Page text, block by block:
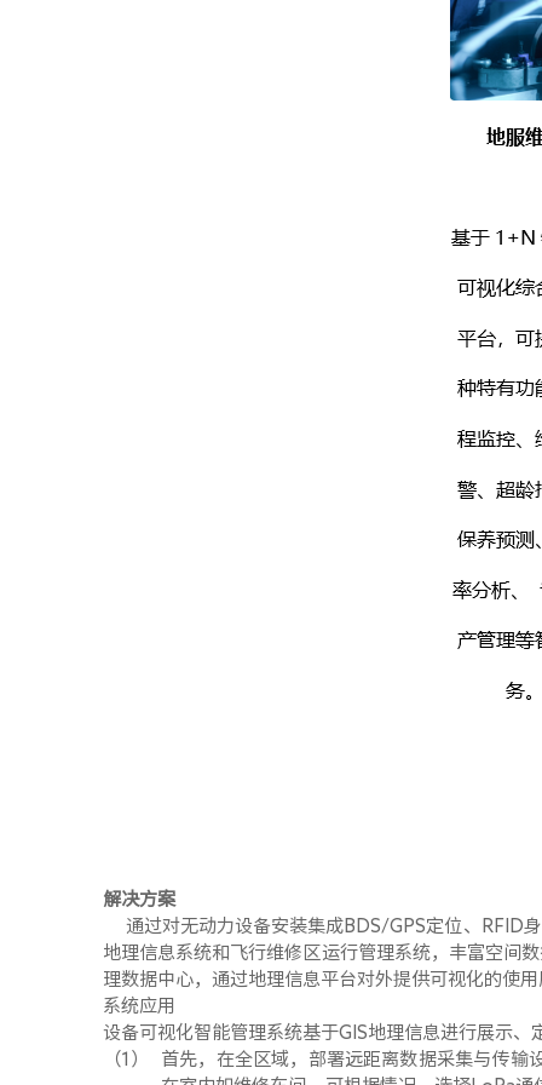
解决方案
通过对无动力设备安装集成 BDS/GPS定位、 RFID
地理信息系统和飞行维修区运行管理系统，丰富空间
理数据中心，通过地理信息平台对外提供可视化的使
系统应用
设备可视化智能管理系统基于GIS地理信息进行展示、
（1） 首先，在全区域，部署远距离数据采集与传输